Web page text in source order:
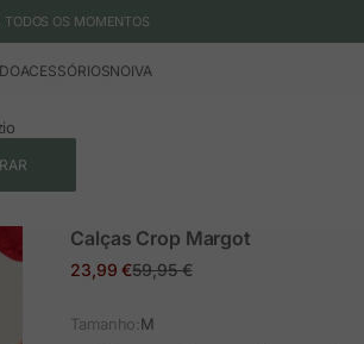
OS MOMENTOS
ACESSÓRIOSNOIVA
Calças Crop Margot
Preço em promoção
23,99 €Preço normal
59,95 €
Tamanho:M